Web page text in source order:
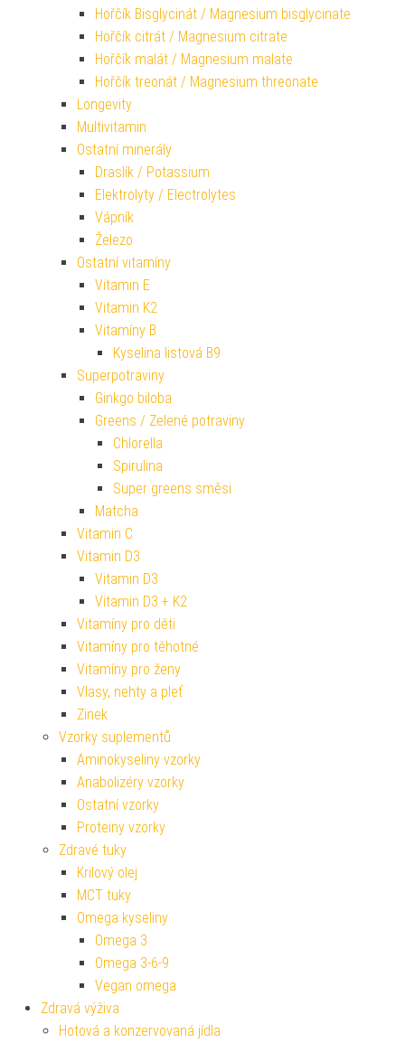
Hořčík Bisglycinát / Magnesium bisglycinate
Hořčík citrát / Magnesium citrate
Hořčík malát / Magnesium malate
Hořčík treonát / Magnesium threonate
Longevity
Multivitamin
Ostatní minerály
Draslík / Potassium
Elektrolyty / Electrolytes
Vápník
Železo
Ostatní vitamíny
Vitamin E
Vitamin K2
Vitamíny B
Kyselina listová B9
Superpotraviny
Ginkgo biloba
Greens / Zelené potraviny
Chlorella
Spirulina
Super greens směsi
Matcha
Vitamin C
Vitamin D3
Vitamin D3
Vitamin D3 + K2
Vitamíny pro děti
Vitamíny pro těhotné
Vitamíny pro ženy
Vlasy, nehty a pleť
Zinek
Vzorky suplementů
Aminokyseliny vzorky
Anabolizéry vzorky
Ostatní vzorky
Proteiny vzorky
Zdravé tuky
Krilový olej
MCT tuky
Omega kyseliny
Omega 3
Omega 3-6-9
Vegan omega
Zdravá výživa
Hotová a konzervovaná jídla